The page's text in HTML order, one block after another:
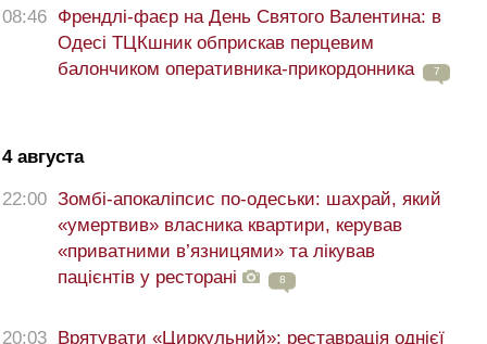
08:46 Френдлі-фаєр на День Святого Валентина: в
Одесі ТЦКшник обприскав перцевим
балончиком оперативника-прикордонника
7
4 августа
22:00 Зомбі-апокаліпсис по-одеськи: шахрай, який
«умертвив» власника квартири, керував
«приватними в’язницями» та лікував
пацієнтів у ресторані
8
20:03
Врятувати «Циркульний»: реставрація однієї